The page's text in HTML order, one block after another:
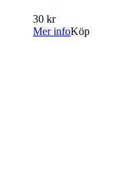
30 kr
Mer infoKöp